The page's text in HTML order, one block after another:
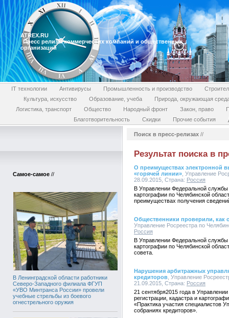
ATREX.RU
Пресс релизы коммерческих компаний и общественных
организаций
IT технологии Антивирусы Промышленность и производство
Культура, искусство
Образование, учеба
Природа, окружающая
Логистика, транспорт
Общество Народный фронт Закон, право
Благотворительность
Скидки Прочие события
Самое-самое //
В Ленинградской области работники
Северо-Западного филиала ФГУП
«УВО Минтранса России» провели
учебные стрельбы из боевого
огнестрельного оружия
Поиск в пресс-релизах //
Результат поиска в
О преимуществах электронной
«горячей линии» , Управление
28.09.2015, Страна: Россия
В Управлении Федеральной службы
картографии по Челябинской
преимуществах получения
Общественники проверили, как
Управление Росреестра по
Россия
В Управлении Федеральной службы
картографии по Челябинской
совета.
Нарушения арбитражных
кредиторов , Управление
21.09.2015, Страна: Россия
21 сентября2015 года в
регистрации, кадастра и
«Практика участия специалистов
собраниях кредиторов».